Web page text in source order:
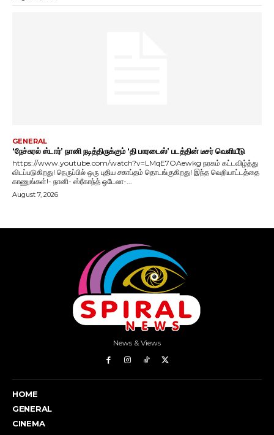
News & Views
HOME
GENERAL
CINEMA